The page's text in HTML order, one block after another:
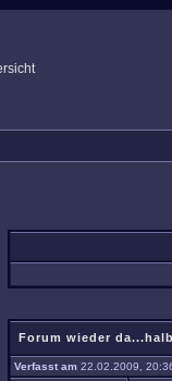
Forum wieder
Verfasst am 22.02.2009,